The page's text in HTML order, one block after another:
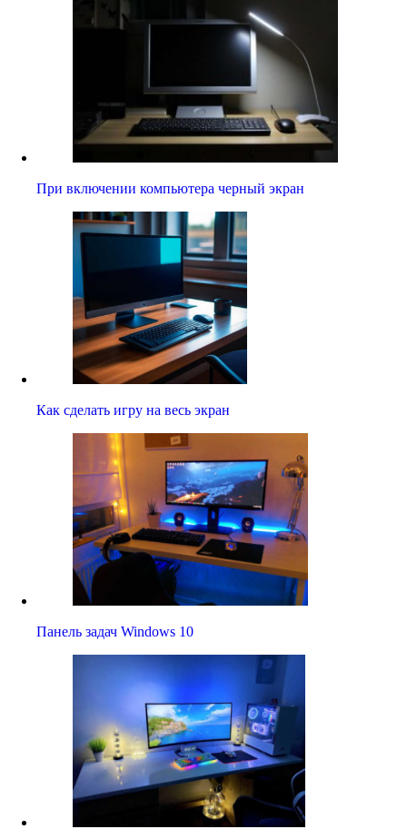
При включении компьютера черный экран
Как сделать игру на весь экран
Панель задач Windows 10